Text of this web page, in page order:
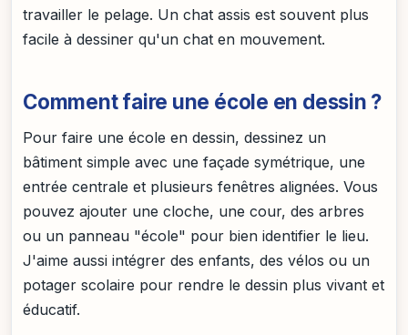
travailler le pelage. Un chat assis est souvent plus
facile à dessiner qu'un chat en mouvement.
Comment faire une école en dessin ?
Pour faire une école en dessin, dessinez un
bâtiment simple avec une façade symétrique, une
entrée centrale et plusieurs fenêtres alignées. Vous
pouvez ajouter une cloche, une cour, des arbres
ou un panneau "école" pour bien identifier le lieu.
J'aime aussi intégrer des enfants, des vélos ou un
potager scolaire pour rendre le dessin plus vivant et
éducatif.